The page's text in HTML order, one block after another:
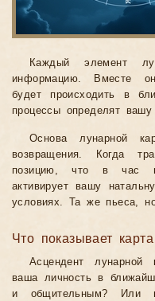
Каждый элемент
информацию. Вместе
будет происходить в
процессы определят
Основа лунарной
возвращения. Когда
позицию, что в час
активирует вашу
условиях. Та же пьеса,
Что показывает карта
Асцендент лунарной
ваша личность в
и общительным? Или